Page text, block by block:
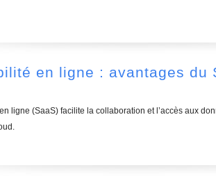
en ligne : avantages du
ligne (SaaS) facilite la collaboration et l’accès aux